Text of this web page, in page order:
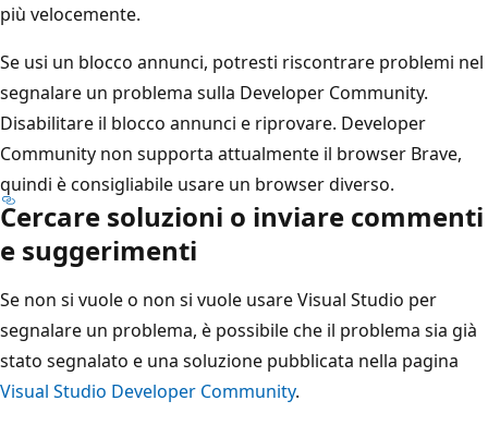
più velocemente.
Se usi un blocco annunci, potresti riscontrare problemi nel
segnalare un problema sulla Developer Community.
Disabilitare il blocco annunci e riprovare. Developer
Community non supporta attualmente il browser Brave,
quindi è consigliabile usare un browser diverso.
Cercare soluzioni o inviare commenti
e suggerimenti
Se non si vuole o non si vuole usare Visual Studio per
segnalare un problema, è possibile che il problema sia già
stato segnalato e una soluzione pubblicata nella pagina
Visual Studio Developer Community.